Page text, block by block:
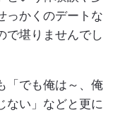
っかくのデートな
で堪りませんでし
「でも俺は～、俺
ない」などと更に